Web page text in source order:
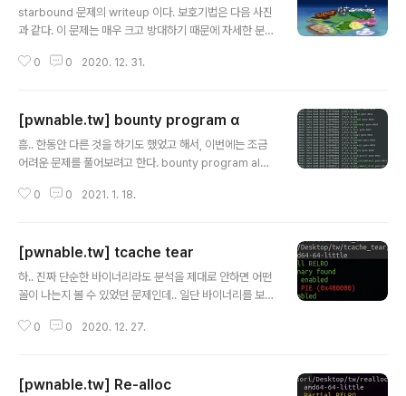
starbound 문제의 writeup 이다. 보호기법은 다음 사진
과 같다. 이 문제는 매우 크고 방대하기 때문에 자세한 분석
았다. 취약점 int __cdecl main(int argc, const char *
m(0x3Cu); dword_805817C(); if ( !readn(&nptr, 0
x100u) ) break; v3 = strtol(&nptr, 0, 10); if ( !v3 ) b
reak; ((void (*)(void))dword_8058154[v3])()..
0 0 2020. 12. 31.
[pwnable.tw] bounty program α
흠.. 한동안 다른 것을 하기도 했었고 해서, 이번에는 조금
어려운 문제를 풀어보려고 한다. bounty program alph
제이다. 사실 solver 수를 보고 포기할까 했는데 strtok
per을 보면 seccomp이 걸려있다. 음.. 신기하게도 exe
cveat 도 사용가능하고, sigreturn도 사용이 가능하다. e
xecveat이 가능하면 그냥 쉘을 딸 수 있다. int __cdecl
nvp) { char s; // [rs..
0 0 2021. 1. 18.
[pwnable.tw] tcache tear
하.. 진짜 단순한 바이너리라도 분석을 제대로 안하면 어떤
꼴이 나는지 볼 수 있었던 문제인데.. 일단 바이너리를 보
ar **a2, char **a3) { __int64 v3; // rax unsigned i
= 0; while ( 1 ) { while ( 1 ) { menu(); v3 = read_int
0 0 2020. 12. 27.
[pwnable.tw] Re-alloc